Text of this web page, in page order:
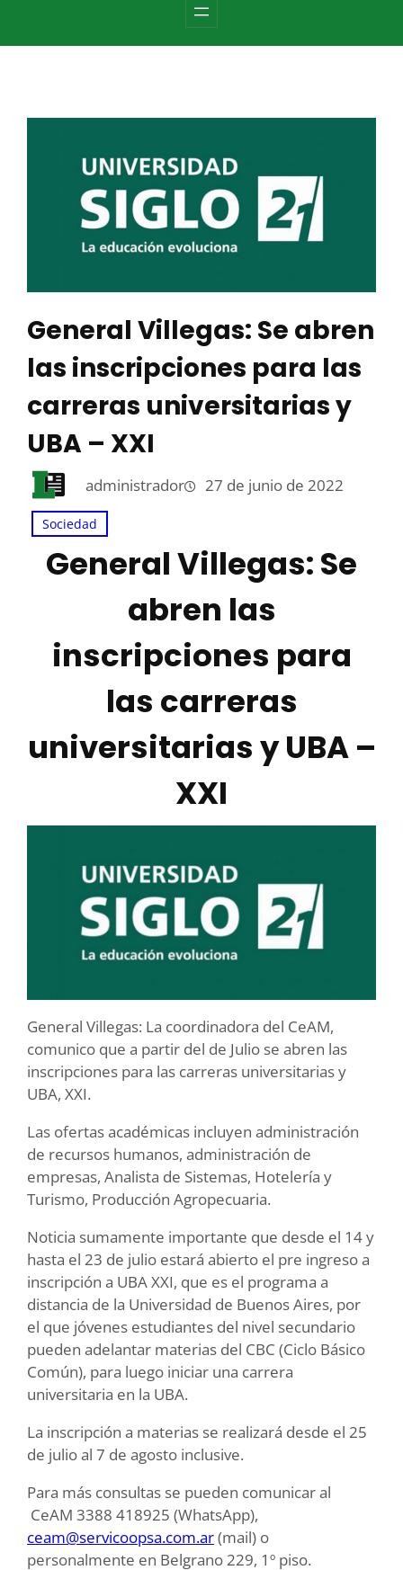
General Villegas: Se abren
las inscripciones para las
carreras universitarias y
UBA – XXI
administrador 27 de junio de 2022
Sociedad
General Villegas: Se
abren las
inscripciones para
las carreras
universitarias y UBA –
XXI
General Villegas: La coordinadora del CeAM,
comunico que a partir del de Julio se abren las
inscripciones para las carreras universitarias y
UBA, XXI.
Las ofertas académicas incluyen administración
de recursos humanos, administración de
empresas, Analista de Sistemas, Hotelería y
Turismo, Producción Agropecuaria.
Noticia sumamente importante que desde el 14 y
hasta el 23 de julio estará abierto el pre ingreso a
inscripción a UBA XXI, que es el programa a
distancia de la Universidad de Buenos Aires, por
el que jóvenes estudiantes del nivel secundario
pueden adelantar materias del CBC (Ciclo Básico
Común), para luego iniciar una carrera
universitaria en la UBA.
La inscripción a materias se realizará desde el 25
de julio al 7 de agosto inclusive.
Para más consultas se pueden comunicar al
CeAM 3388 418925 (WhatsApp),
ceam@servicoopsa.com.ar(mail) o
personalmente en Belgrano 229, 1º piso.